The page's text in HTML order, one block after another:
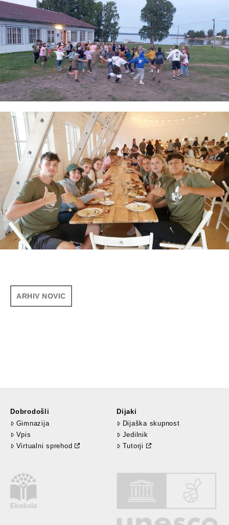
ARHIV NOVIC
Dobrodošli
Gimnazija
Vpis
Virtualni sprehod
Dijaki
Dijaška skupnost
Jedilnik
Tutorji